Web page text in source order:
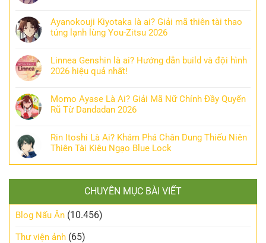
Ayanokouji Kiyotaka là ai? Giải mã thiên tài thao
túng lạnh lùng You-Zitsu 2026
Linnea Genshin là ai? Hướng dẫn build và đội hình
2026 hiệu quả nhất!
Momo Ayase Là Ai? Giải Mã Nữ Chính Đầy Quyến
Rũ Từ Dandadan 2026
Rin Itoshi Là Ai? Khám Phá Chân Dung Thiếu Niên
Thiên Tài Kiêu Ngạo Blue Lock
CHUYÊN MỤC BÀI VIẾT
Blog Nấu Ăn (10.456)
Thư viện ảnh (65)